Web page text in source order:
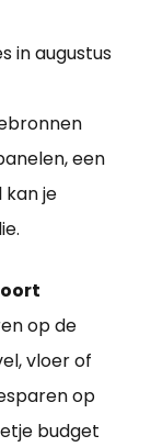
in augustus
een
je
op de
vloer of
op
budget